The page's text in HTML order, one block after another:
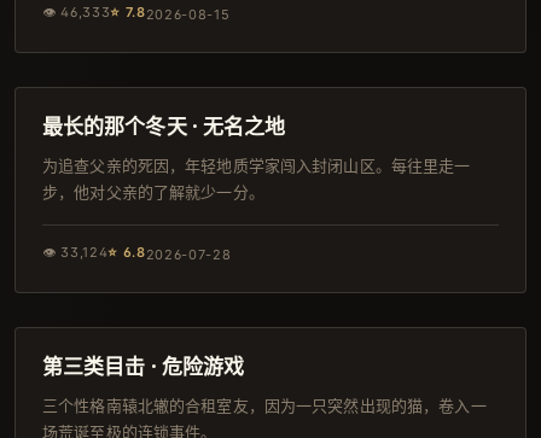
👁46,333⭐ 7.82026-08-15
杜比
最长的那个冬天 · 无名之地
为追查父亲的死因，年轻地质学家闯入封闭山区。每往里走一
步，他对父亲的了解就少一分。
👁 33,124⭐ 6.82026-07-28
独播
第三类目击 · 危险游戏
三个性格南辕北辙的合租室友，因为一只突然出现的猫，卷入一
场荒诞至极的连锁事件。